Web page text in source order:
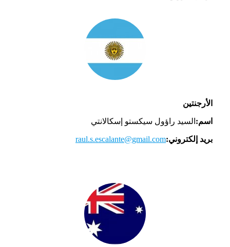
الأرجنتين
اسم: السيد راؤول سيكستو إسكالانتي
بريد إلكتروني:raul.s.escalante@gmail.com